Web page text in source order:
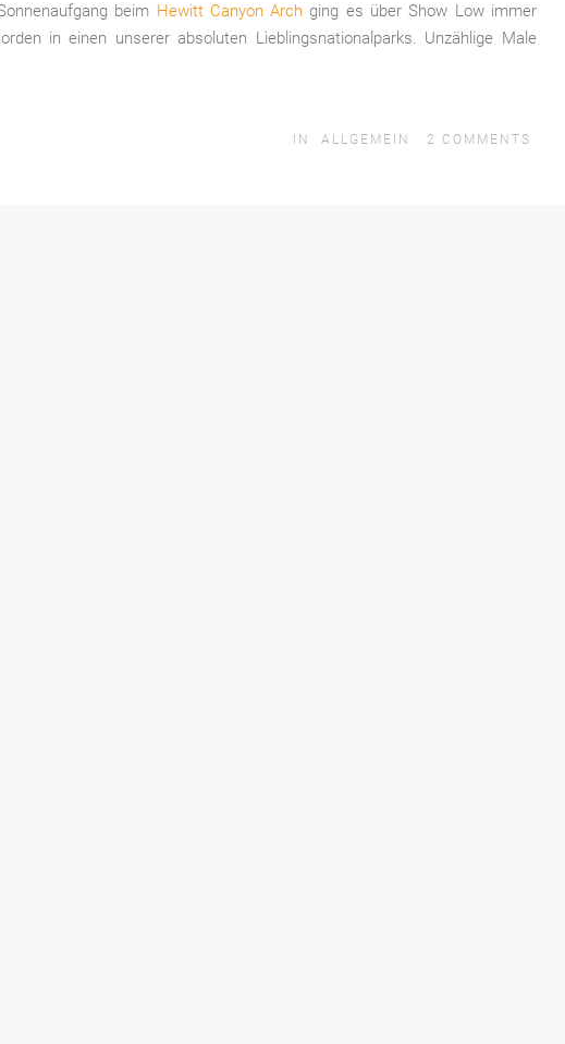
beim Hewitt Canyon Arch ging es über Show Low immer
in einen unserer absoluten Lieblingsnationalparks. Unzählige Male
IN ALLGEMEIN 2 COMMENTS